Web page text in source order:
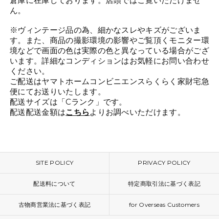
ん。
※ヴィンテージ品の為、細かなスレやキズがございま
す。また、商品の撮影環境の影響やご覧頂くモニター環
境などで画面の色は実際の色と異なっている場合がござ
います。詳細なコンディションはお気軽にお問い合わせ
ください。
ご配送はヤマトホームコンビニエンスらくらく家財宅急
便にてお送りいたします。
配送サイズは「Cランク」です。
配送配送金額はこちら よりお調べいただけます。
SITE POLICY PRIVACY POLICY
配送料について 特定商取引法に基づく表記
古物商営業法に基づく表記 for Overseas Customers